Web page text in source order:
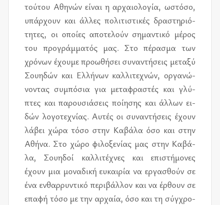
τού­του Αθη­νών εί­ναι η αρ­χαιο­λο­γία, ωστό­σο,
υπάρ­χουν και άλ­λες πο­λι­τι­στι­κές δρα­στη­ριό­
τη­τες, οι οποί­ες απο­τε­λούν ση­μα­ντι­κό μέ­ρος
του προ­γράμ­μα­τός μας. Στο πέ­ρα­σμα των
χρό­νων έχου­με προ­ω­θή­σει συ­να­ντή­σεις με­τα­ξύ
Σου­η­δών και Ελλή­νων καλ­λι­τε­χνών, ορ­γα­νώ­
νο­ντας συ­μπό­σια για με­τα­φρα­στές και γλύ­
πτες και πα­ρου­σιά­σεις ποί­η­σης και άλ­λων ει­
δών λο­γο­τε­χνί­ας. Αυτές οι συ­να­ντή­σεις έχουν
λά­βει χώρα τόσο στην Καβά­λα όσο και στην
Αθήνα. Στο χώρο φι­λο­ξε­νί­ας μας στην Καβά­
λα, Σου­η­δοί καλ­λι­τέ­χνες και επι­στή­μο­νες
έχουν μια μο­να­δι­κή ευ­και­ρία να ερ­γα­σθούν σε
ένα εν­θαρ­ρυ­ντι­κό πε­ρι­βάλ­λον και να έρ­θουν σε
επα­φή τόσο με την αρ­χαία, όσο και τη σύγ­χρο­